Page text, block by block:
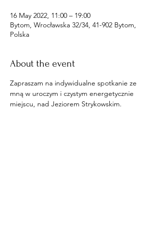
16 May 2022, 11:00 – 19:00
Bytom, Wrocławska 32/34, 41-902 Bytom,
Polska
About the event
Zapraszam na indywidualne spotkanie ze
mną w uroczym i czystym energetycznie
miejscu, nad Jeziorem Strykowskim.